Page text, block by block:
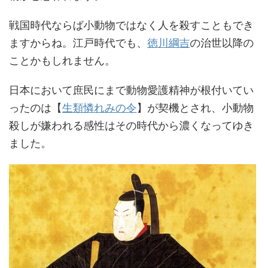
戦国時代ならば小動物ではなく人を殺すこともでき
ますからね。江戸時代でも、 徳川綱吉の治世以降の
ことかもしれません。
日本において庶民にまで動物愛護精神が根付いてい
ったのは【生類憐れみの令】が契機とされ、小動物
殺しが嫌われる感性はその時代から濃くなってゆき
ました。